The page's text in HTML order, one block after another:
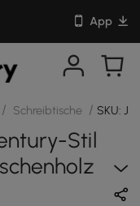
App
/ Schreibtische / SKU:
Stil